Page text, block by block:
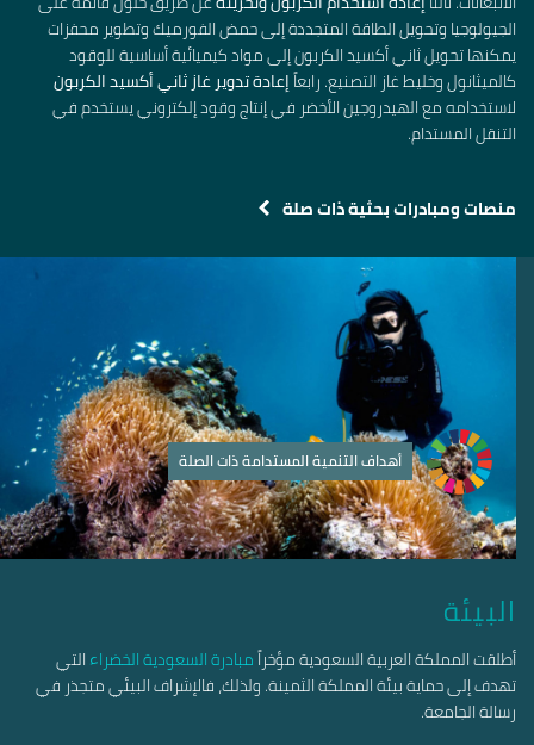
الجيولوجيا وتحويل الطاقة المتجددة إلى حمض الفورميك وتطوير محفزات
يمكنها تحويل ثاني أكسيد الكربون إلى مواد كيميائية أساسية للوقود
كالميثانول وخليط غاز التصنيع. رابعاًإعادة تدوير غاز ثاني أكسيد الكربون
لاستخدامه مع الهيدروجين الأخضر في إنتاج وقود إلكتروني يستخدم في
التنقل المستدام.
منصات ومبادرات بحثية ذات صلة
أهداف التنمية المستدامة ذات الصلة
البيئة
أطلقت المملكة العربية السعودية مؤخراًمبادرة السعودية الخضراءالتي
تهدف إلى حماية بيئة المملكة الثمينة. ولذلك، فالإشراف البيئي متجذر في
رسالة الجامعة.